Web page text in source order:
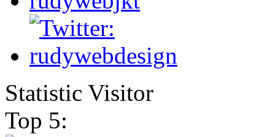
Statistic Visitor
Top 5: